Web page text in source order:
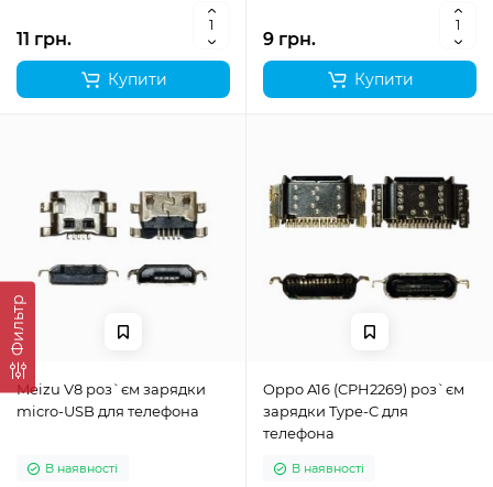
Фильтр
11 грн.
Купити
9 грн.
Купити
Meizu V8 роз`єм зарядки
micro-USB для телефона
В наявності
Oppo A16 (CPH2269) роз`єм
зарядки Type-C для
телефона
В наявності